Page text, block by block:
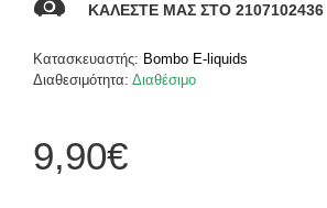
ΚΑΛΕΣΤΕ ΜΑΣ ΣΤΟ 2107102436
Κατασκευαστής: Bombo E-liquids
Διαθεσιμότητα: Διαθέσιμο
9,90€